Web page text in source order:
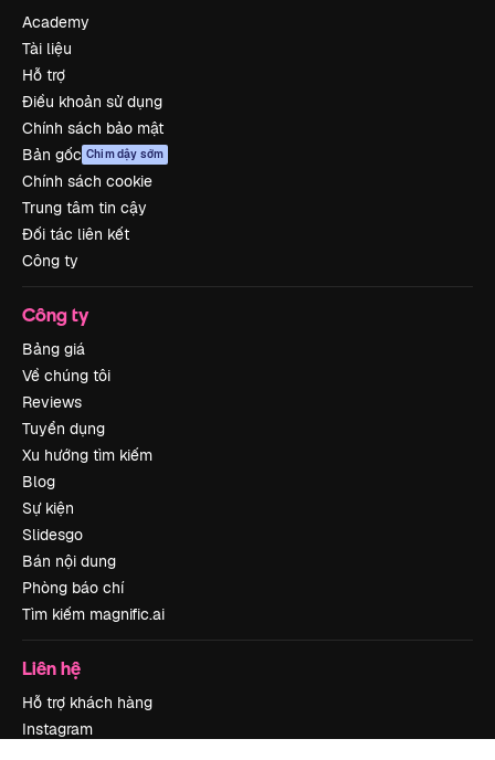
Academy
Tài liệu
Hỗ trợ
Điều khoản sử dụng
Chính sách bảo mật
Bản gốc Chim dậy sớm
Chính sách cookie
Trung tâm tin cậy
Đối tác liên kết
Công ty
Công ty
Bảng giá
Về chúng tôi
Reviews
Tuyển dụng
Xu hướng tìm kiếm
Blog
Sự kiện
Slidesgo
Bán nội dung
Phòng báo chí
Tìm kiếm magnific.ai
Liên hệ
Hỗ trợ khách hàng
Instagram